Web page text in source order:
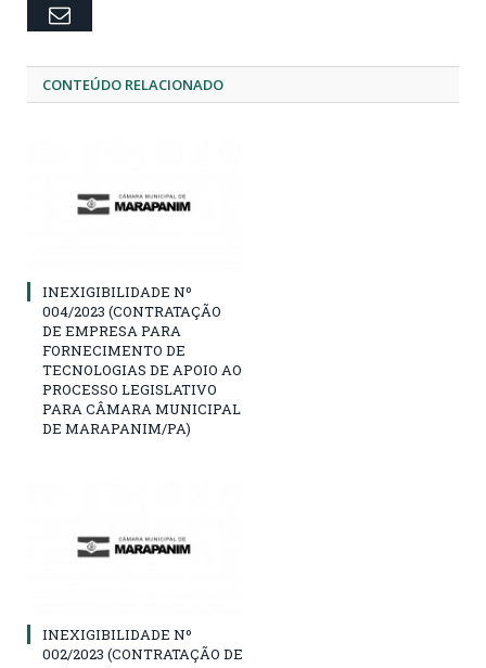
Email
CONTEÚDO RELACIONADO
INEXIGIBILIDADE Nº
004/2023 (CONTRATAÇÃO
DE EMPRESA PARA
FORNECIMENTO DE
TECNOLOGIAS DE APOIO AO
PROCESSO LEGISLATIVO
PARA CÂMARA MUNICIPAL
DE MARAPANIM/PA)
INEXIGIBILIDADE Nº
002/2023 (CONTRATAÇÃO DE